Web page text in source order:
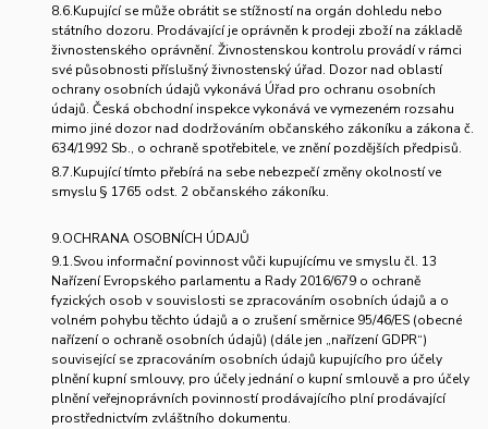
8.6.Kupující se může obrátit se stížností na orgán dohledu nebo
státního dozoru. Prodávající je oprávněn k prodeji zboží na základě
živnostenského oprávnění. Živnostenskou kontrolu provádí v rámci
své působnosti příslušný živnostenský úřad. Dozor nad oblastí
ochrany osobních údajů vykonává Úřad pro ochranu osobních
údajů. Česká obchodní inspekce vykonává ve vymezeném rozsahu
mimo jiné dozor nad dodržováním občanského zákoníku a zákona č.
634/1992 Sb., o ochraně spotřebitele, ve znění pozdějších předpisů.
8.7.Kupující tímto přebírá na sebe nebezpečí změny okolností ve
smyslu § 1765 odst. 2 občanského zákoníku.
9.OCHRANA OSOBNÍCH ÚDAJŮ
9.1.Svou informační povinnost vůči kupujícímu ve smyslu čl. 13
Nařízení Evropského parlamentu a Rady 2016/679 o ochraně
fyzických osob v souvislosti se zpracováním osobních údajů a o
volném pohybu těchto údajů a o zrušení směrnice 95/46/ES (obecné
nařízení o ochraně osobních údajů) (dále jen „nařízení GDPR“)
související se zpracováním osobních údajů kupujícího pro účely
plnění kupní smlouvy, pro účely jednání o kupní smlouvě a pro účely
plnění veřejnoprávních povinností prodávajícího plní prodávající
prostřednictvím zvláštního dokumentu.